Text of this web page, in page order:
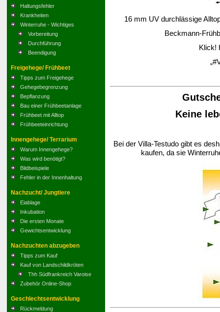
Haltungsfehler
Krankheiten
Winterruhe - Wichtiges
Vorbereitung
Durchführung
Beendigung
Freigehege/ Frühbeet
Tipps zum Freigehege
Gehegebegrenzung
Bepflanzung
Bau einer Frühbeetanlage
Frühbeet mit Alltop
Frühbeeteinrichtung
Innengehege/ Terrarium
Warum Innengehege?
Was wird benötigt?
Bildbeispiele
Fehler in der Innenhaltung
Nachzucht/ Jungtiere
Eiablage
Inkubation
Die ersten Monate
Gewichtsentwicklung
Nachzuchten abzugeben
Tipps zum Kauf
Kauf von Landschildkröten
Thh Südfrankreich Varoise
Zubehör Online-Shop
Geschlechtsentwicklung
Rückmeldung
16 mm UV durchlässige
Beckmann-
Klick!
Keine
Bei der Villa-Testudo gibt es
kaufen, da sie